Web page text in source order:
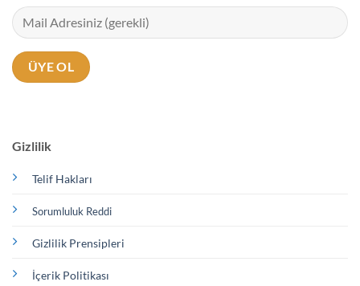
Gizlilik
Telif Hakları
Sorumluluk Reddi
Gizlilik Prensipleri
İçerik Politikası